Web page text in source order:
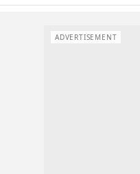
ADVERTISEMENT